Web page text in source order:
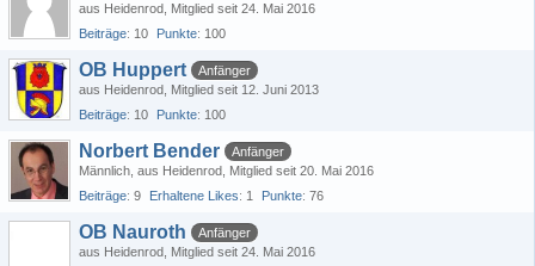
aus Heidenrod Mitglied seit 24. Mai 2016
Beiträge 10 Punkte 100
OB Huppert
Anfänger
aus Heidenrod Mitglied seit 12. Juni 2013
Beiträge 10 Punkte 100
Norbert Bender
Anfänger
Männlich aus Heidenrod Mitglied seit 20. Mai 2016
Beiträge 9 Erhaltene Likes 1 Punkte 76
OB Nauroth
Anfänger
aus Heidenrod Mitglied seit 24. Mai 2016